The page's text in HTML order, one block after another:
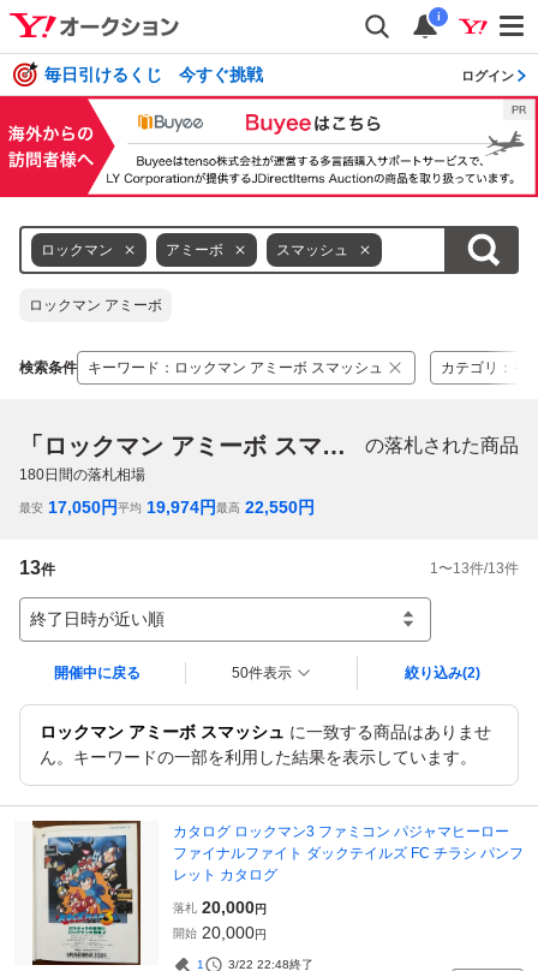
i
毎日引けるくじ 今すぐ挑戦 ログイン
ロックマン アミーボ スマッシュ
ロックマン アミーボ
検索条件 キーワード ： ロックマン アミーボ スマッシュ カテゴリ ：
「ロックマン アミーボ スマッシュ」 の落札された商品
180日間の落札相場
最安 17,050円平均 19,974円最高 22,550円
13件 1 〜13件/13件
終了日時が近い順
開催中に戻る 50件表示 絞り込み(2)
ロックマン アミーボ スマッシュ に一致する商品はありませ
ん。キーワードの一部を利用した結果を表示しています。
カタログ ロックマン3 ファミコン パジャマヒーロー
ファイナルファイト ダックテイルズ FC チラシ パンフ
レット カタログ
落札 20,000円
開始 20,000円
1 3/22 22:48終了